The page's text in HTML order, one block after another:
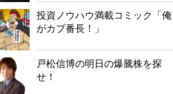
投資ノウハウ満載コミック「俺
がカブ番長！」
戸松信博の明日の爆騰株を探
せ！